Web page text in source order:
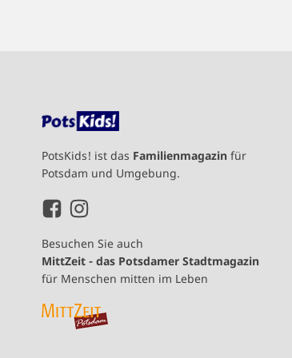
PotsKids! ist das Familienmagazin für
Potsdam und Umgebung.
Besuchen Sie auch
MittZeit - das Potsdamer Stadtmagazin
für Menschen mitten im Leben